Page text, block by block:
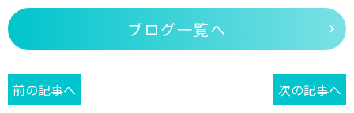
ブログ一覧へ
前の記事へ 次の記事へ